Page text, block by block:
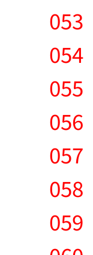
053
054
055
056
057
058
059